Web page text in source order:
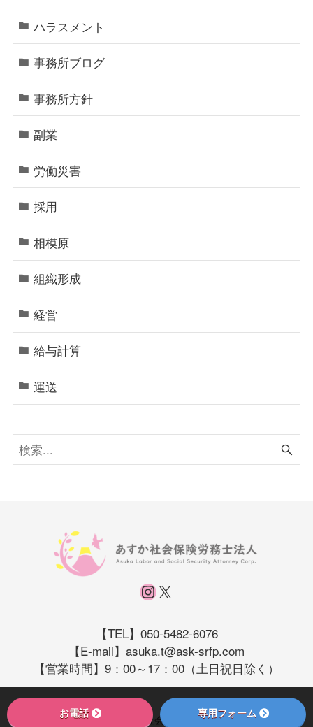
ハラスメント
事務所ブログ
事務所方針
副業
労働災害
採用
相模原
組織形成
経営
給与計算
運送
Instagram
X
【TEL】050-5482-6076
【E-mail】asuka.t@ask-srfp.com
【営業時間】9：00～17：00（土日祝日除く）
© 2026 あすか社会保険労務士法人
お電話 専用フォーム